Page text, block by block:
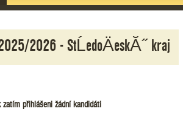
2026 - StĹedoÄeskĂ˝ kraj
přihlášeni žádní kandidáti